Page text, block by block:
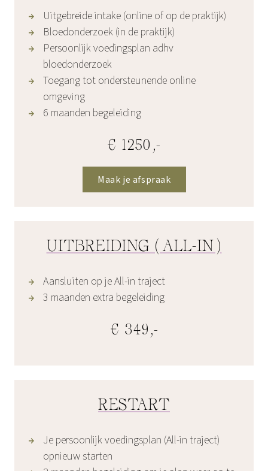
Uitgebreide intake (online of op de praktijk)
Bloedonderzoek (in de praktijk)
Persoonlijk voedingsplan adhv
bloedonderzoek
Toegang tot ondersteunende online
omgeving
6 maanden begeleiding
€ 1250,-
Maak je afspraak
UITBREIDING (ALL-IN)
Aansluiten op je All-in traject
3 maanden extra begeleiding
€ 349,-
RESTART
Je persoonlijk voedingsplan (All-in traject)
opnieuw starten